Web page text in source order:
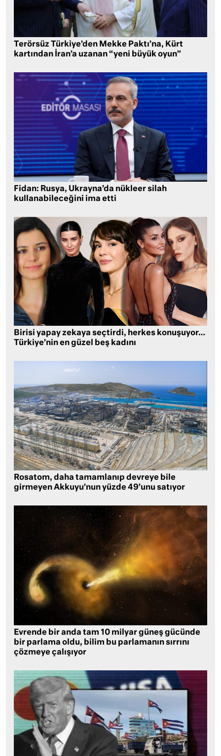
Terörsüz Türkiye’den Mekke Paktı’na, Kürt
kartından İran’a uzanan “yeni büyük oyun”
Fidan: Rusya, Ukrayna’da nükleer silah
kullanabileceğini ima etti
Birisi yapay zekaya seçtirdi, herkes konuşuyor…
Türkiye’nin en güzel beş kadını
Rosatom, daha tamamlanıp devreye bile
girmeyen Akkuyu’nun yüzde 49’unu satıyor
Evrende bir anda tam 10 milyar güneş gücünde
bir parlama oldu, bilim bu parlamanın sırrını
çözmeye çalışıyor